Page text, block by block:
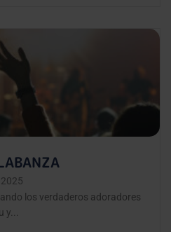
los verdaderos adoradores